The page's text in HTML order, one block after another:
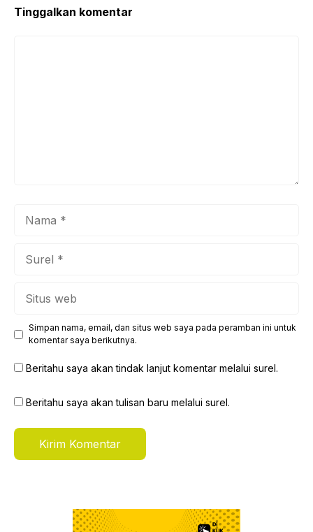
Tinggalkan komentar
Simpan nama, email, dan situs web saya pada peramban ini untuk
komentar saya berikutnya.
Beritahu saya akan tindak lanjut komentar melalui surel.
Beritahu saya akan tulisan baru melalui surel.